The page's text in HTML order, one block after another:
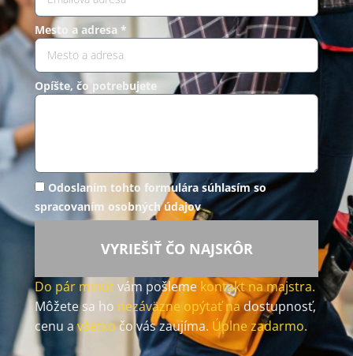
Mesto a adresa *
Opíšte, čo potrebujete
Odoslaním tohto formulára súhlasím so
spracovaním osobných údajov
VYRIEŠIŤ ČO NAJSKÔR
Do pár minútvám pošleme kontakt na majstra.
Môžete sa ho nezáväzne opýtať nadostupnosť,
cenu avšetkočo vás zaujíma. Úplne zadarmo.